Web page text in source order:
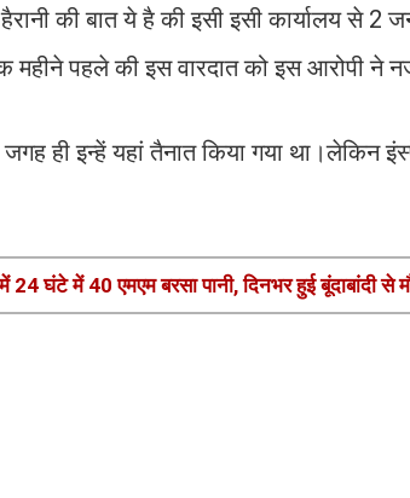
की बात ये है की इसी इसी कार्यालय से 2
महीने पहले की इस वारदात को इस आरोपी
ही इन्हें यहां तैनात किया गया था।लेकिन
घंटे में 40 एमएम बरसा पानी, दिनभर हुई बूंदाबांदी से